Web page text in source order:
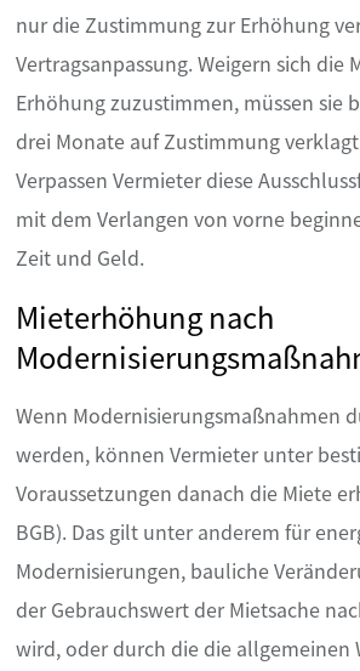
nur die Zustimmung zur Erhöhung
Vertragsanpassung. Weigern sich die
Erhöhung zuzustimmen, müssen sie
drei Monate auf Zustimmung
Verpassen Vermieter diese
mit dem Verlangen von vorne
Zeit und Geld.
Mieterhöhung nach
Wenn Modernisierungsmaßnahmen
werden, können Vermieter unter
Voraussetzungen danach die Miete
BGB). Das gilt unter anderem für
Modernisierungen, bauliche
der Gebrauchswert der Mietsache
wird, oder durch die die allgemeinen